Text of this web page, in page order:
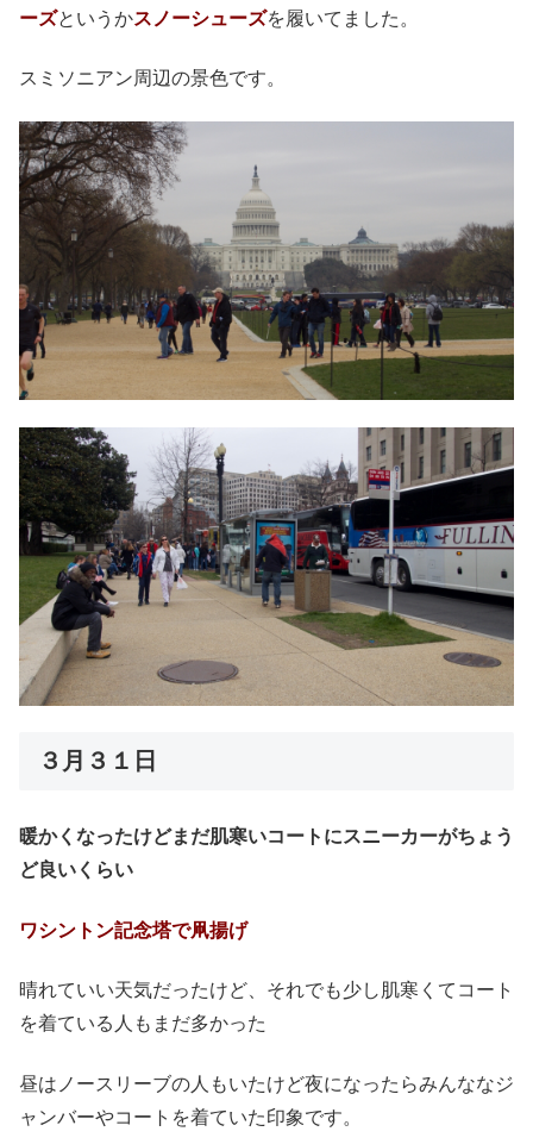
ーズというかスノーシューズを履いてました。
スミソニアン周辺の景色です。
３月３１日
暖かくなったけどまだ肌寒いコートにスニーカーがちょう
ど良いくらい
ワシントン記念塔で凧揚げ
晴れていい天気だったけど、それでも少し肌寒くてコート
を着ている人もまだ多かった
昼はノースリーブの人もいたけど夜になったらみんななジ
ャンバーやコートを着ていた印象です。